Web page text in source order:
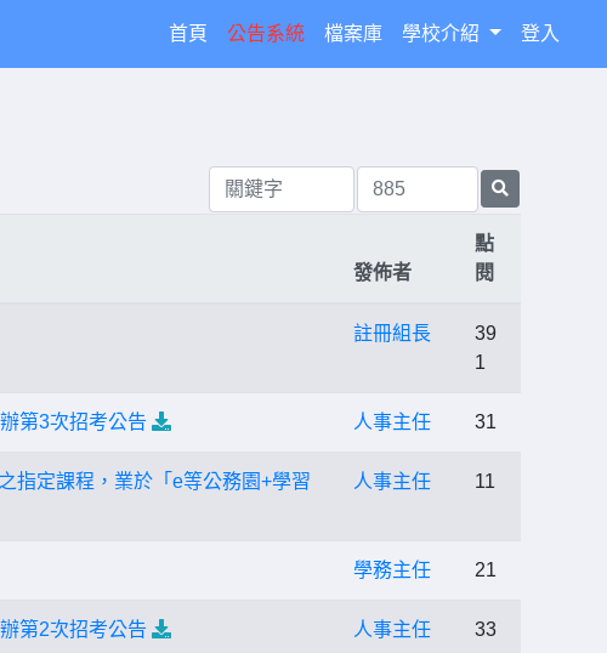
首頁 (current)
公告系統 檔案庫 學校介紹 登入
發佈者
點
閱
註冊組長
39
1
第3次招考公告 人事主任 31
指定課程，業於「e等公務園+學習
人事主任 11
學務主任 21
第2次招考公告 人事主任 33